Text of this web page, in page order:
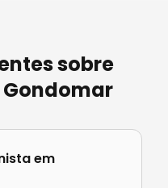
sobre
Gondomar
em